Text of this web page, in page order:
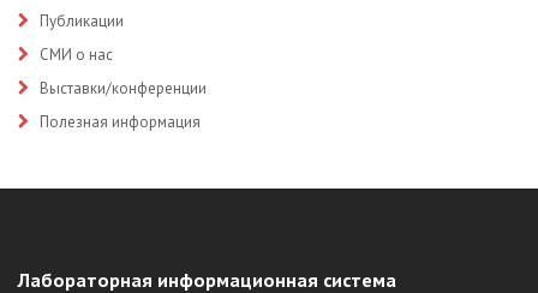
Публикации
СМИ о нас
Выставки/конференции
Полезная информация
Лабораторная информационная система